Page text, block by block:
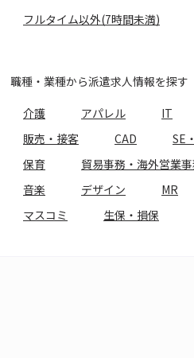
フルタイム以外(7時間未満)
職種・業種から派遣求人情報を探す
介護
アパレル IT
販売・接客
CAD SE
保育
貿易事務・海外営業
音楽
デザイン MR
マスコミ
生保・損保